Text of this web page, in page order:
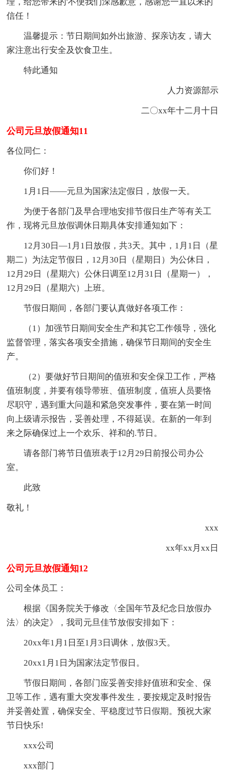
信任！
温馨提示：节日期间如外出旅游、探亲访友，请大
家注意出行安全及饮食卫生。
特此通知
人力资源部示
二〇xx年十二月十日
公司元旦放假通知11
各位同仁：
你们好！
1月1日——元旦为国家法定假日，放假一天。
为便于各部门及早合理地安排节假日生产等有关工
作，现将元旦放假调休日期具体安排通知如下：
12月30日—1月1日放假，共3天。其中，1月1日（星
期二）为法定节假日，12月30日（星期日）为公休日，
12月29日（星期六）公休日调至12月31日（星期一），
12月29日（星期六）上班。
节假日期间，各部门要认真做好各项工作：
（1）加强节日期间安全生产和其它工作领导，强化
监督管理，落实各项安全措施，确保节日期间的安全生
产。
（2）要做好节日期间的值班和安全保卫工作，严格
值班制度，并要有领导带班、值班制度，值班人员要恪
尽职守，遇到重大问题和紧急突发事件，要在第一时间
向上级请示报告，妥善处理，不得延误。在新的一年到
来之际确保过上一个欢乐、祥和的.节日。
请各部门将节日值班表于12月29日前报公司办公
室。
此致
敬礼！
xxx
xx年xx月xx日
公司元旦放假通知12
公司全体员工：
根据《国务院关于修改〈全国年节及纪念日放假办
法〉的决定》，我司元旦佳节放假安排如下：
20xx年1月1日至1月3日调休，放假3天。
20xx1月1日为国家法定节假日。
节假日期间，各部门应妥善安排好值班和安全、保
卫等工作，遇有重大突发事件发生，要按规定及时报告
并妥善处置，确保安全、平稳度过节日假期。预祝大家
节日快乐!
xxx公司
xxx部门